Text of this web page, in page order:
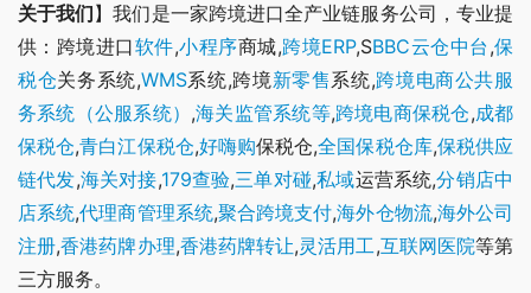
关于我们】我们是一家跨境进口全产业链服务公司，专业提
供：跨境进口软件,小程序商城,跨境ERP,SBBC云仓中台 ,保
税仓关务系统,WMS系统,跨境新零售系统,跨境电商公共服
务系统（公服系统） ,海关监管系统等,跨境电商保税仓,成都
保税仓,青白江保税仓,好嗨购保税仓,全国保税仓库,保税供应
链代发,海关对接,179查验,三单对碰,私域运营系统,分销店中
店系统,代理商管理系统,聚合跨境支付,海外仓物流,海外公司
注册,香港药牌办理,香港药牌转让,灵活用工,互联网医院等第
三方服务。